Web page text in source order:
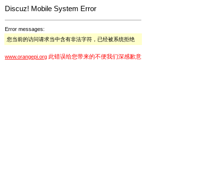
Discuz! Mobile System Error
Error messages:
您当前的访问请求当中含有非法字符，已经被系统拒绝
www.orangepi.org 此错误给您带来的不便我们深感歉意